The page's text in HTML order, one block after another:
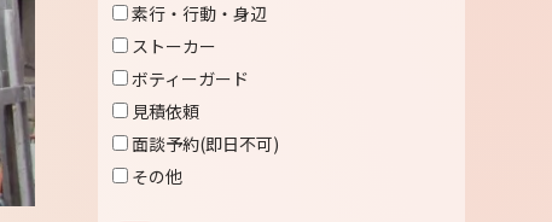
素行・行動・身辺
ストーカー
ボティーガード
見積依頼
面談予約(即日不可)
その他